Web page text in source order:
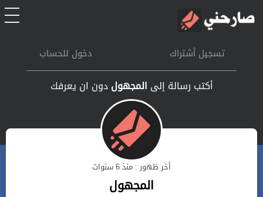
الرئيسيةتسجيل أشتراك دخول للحساب
أكتب رسالة إلى المجهولدون ان يعرفك
أخر ظهور : منذ 6 سنوات
المجهول